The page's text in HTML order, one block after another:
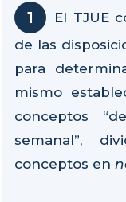
El TJUE
de las
para
mismo
conceptos
semanal”,
conceptos en